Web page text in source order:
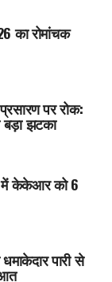
का रोमांचक
पर रोक:
बड़ा झटका
में केकेआर को 6
पारी से